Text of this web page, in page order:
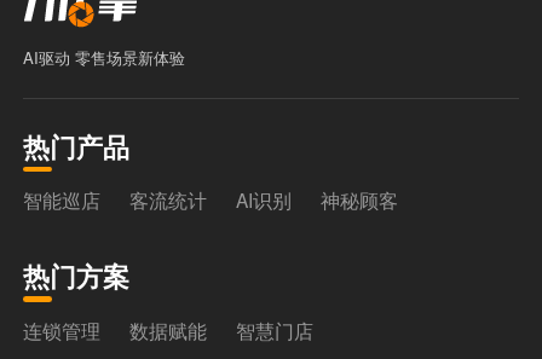
AI驱动 零售场景新体验
热门产品
智能巡店 客流统计 AI识别 神秘顾客
热门方案
连锁管理 数据赋能 智慧门店